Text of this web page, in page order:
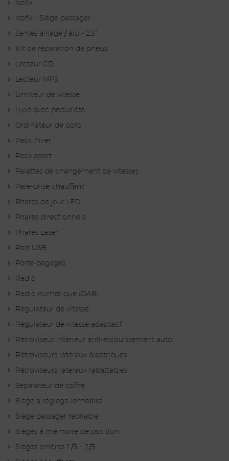
Isofix
Isofix - Siège passager
Jantes alliage / alu - 23"
Kit de réparation de pneus
Lecteur CD
Lecteur MP3
Limiteur de vitesse
Livré avec pneus été
Ordinateur de bord
Pack hiver
Pack sport
Palettes de changement de vitesses
Pare-brise chauffant
Phares de jour LED
Phares directionnels
Phares Laser
Port USB
Porte-bagages
Radio
Radio numérique (DAB)
Régulateur de vitesse
Régulateur de vitesse adaptatif
Rétroviseur intérieur anti-éblouissement auto.
Rétroviseurs latéraux électriques
Rétroviseurs latéraux rabattables
Séparateur de coffre
Siège à réglage lombaire
Siège passager repliable
Sièges à mémoire de position
Sièges arrières 1/3 - 2/3